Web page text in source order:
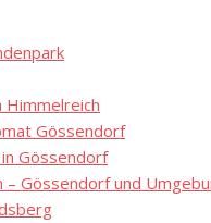
Himmelreich
Gössendorf
Gössendorf
– Gössendorf und